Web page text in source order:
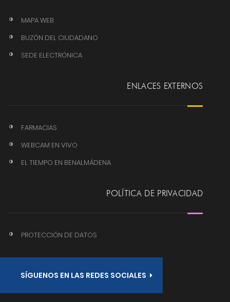
MAPA WEB
BUZÓN DEL CIUDADANO
SEDE ELECTRÓNICA
ENLACES EXTERNOS
FARMACIAS
WEBCAM EN VIVO
EL TIEMPO EN BENALMÁDENA
POLÍTICA DE PRIVACIDAD
PROTECCIÓN DE DATOS
SÍGUENOS EN LAS REDES SOCIALES